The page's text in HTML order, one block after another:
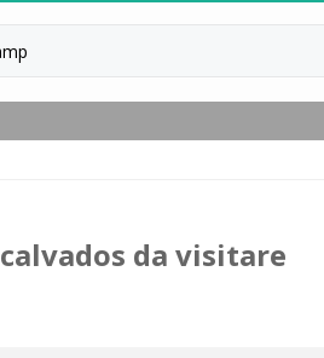
da visitare